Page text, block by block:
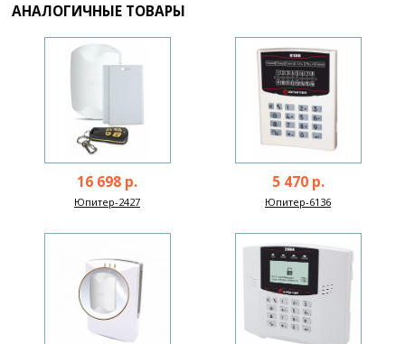
АНАЛОГИЧНЫЕ ТОВАРЫ
16 698 р.
Юпитер-2427
5 470 р.
Юпитер-6136